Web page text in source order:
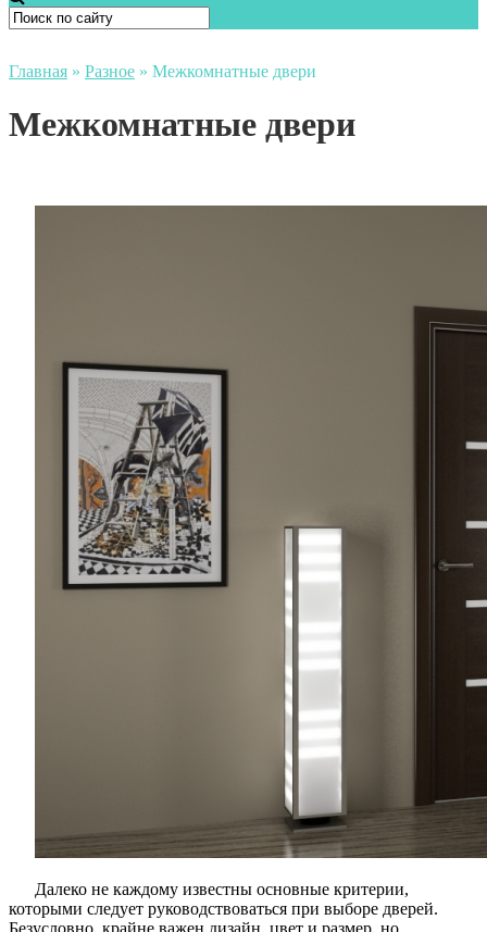
Главная » Разное » Межкомнатные двери
Межкомнатные двери
Далеко не каждому известны основные критерии,
которыми следует руководствоваться при выборе дверей.
Безусловно, крайне важен дизайн, цвет и размер, но